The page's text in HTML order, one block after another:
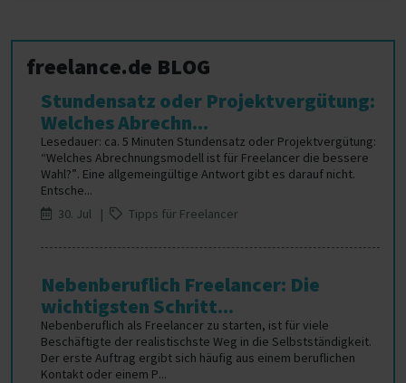
freelance.de BLOG
Stundensatz oder Projektvergütung:
Welches Abrechn...
Lesedauer: ca. 5 Minuten Stundensatz oder Projektvergütung:
“Welches Abrechnungsmodell ist für Freelancer die bessere
Wahl?”. Eine allgemeingültige Antwort gibt es darauf nicht.
Entsche...
30. Jul |
Tipps für Freelancer
Nebenberuflich Freelancer: Die
wichtigsten Schritt...
Nebenberuflich als Freelancer zu starten, ist für viele
Beschäftigte der realistischste Weg in die Selbstständigkeit.
Der erste Auftrag ergibt sich häufig aus einem beruflichen
Kontakt oder einem P...